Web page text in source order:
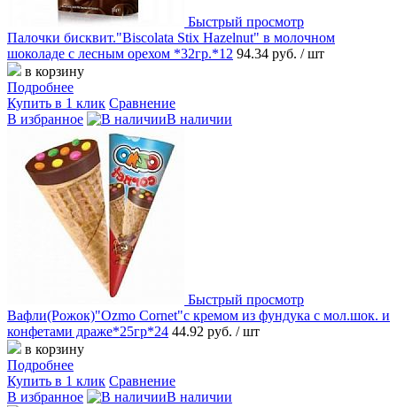
Быстрый просмотр
Палочки бисквит."Biscolata Stix Hazelnut" в молочном
шоколаде c лесным орехом *32гр.*12 94.34 руб. / шт
в корзину
Подробнее
Купить в 1 клик Сравнение
В избранное
В наличии
Быстрый просмотр
Вафли(Рожок)"Ozmo Cornet"с кремом из фундука с мол.шок. и
конфетами драже*25гр*24 44.92 руб. / шт
в корзину
Подробнее
Купить в 1 клик Сравнение
В избранное
В наличии